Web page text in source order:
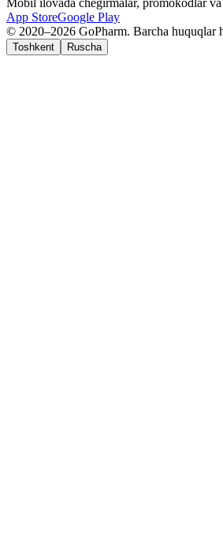
App StoreGoogle Play
© 2020–2026 GoPharm. Barcha huquqlar
Toshkent Ruscha